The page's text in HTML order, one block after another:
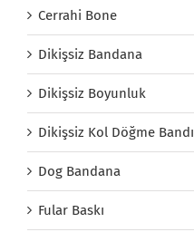
Cerrahi Bone
Dikişsiz Bandana
Dikişsiz Boyunluk
Dikişsiz Kol Döğme Bandı
Dog Bandana
Fular Baskı